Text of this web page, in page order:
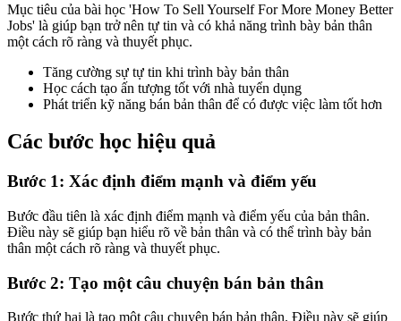
Mục tiêu của bài học 'How To Sell Yourself For More Money Better
Jobs' là giúp bạn trở nên tự tin và có khả năng trình bày bản thân
một cách rõ ràng và thuyết phục.
Tăng cường sự tự tin khi trình bày bản thân
Học cách tạo ấn tượng tốt với nhà tuyển dụng
Phát triển kỹ năng bán bản thân để có được việc làm tốt hơn
Các bước học hiệu quả
Bước 1: Xác định điểm mạnh và điểm yếu
Bước đầu tiên là xác định điểm mạnh và điểm yếu của bản thân.
Điều này sẽ giúp bạn hiểu rõ về bản thân và có thể trình bày bản
thân một cách rõ ràng và thuyết phục.
Bước 2: Tạo một câu chuyện bán bản thân
Bước thứ hai là tạo một câu chuyện bán bản thân. Điều này sẽ giúp